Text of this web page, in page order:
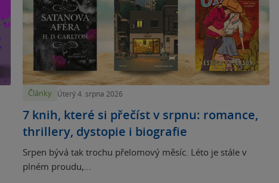
Články Úterý 4. srpna 2026
7 knih, které si přečíst v srpnu: romance,
thrillery, dystopie i biografie
Srpen bývá tak trochu přelomový měsíc. Léto je stále v
plném proudu,...